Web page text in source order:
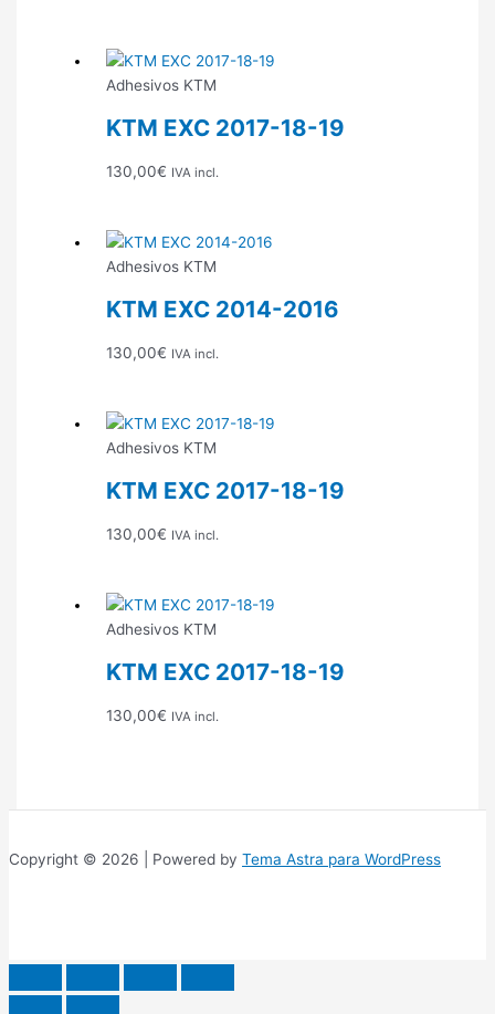
Adhesivos KTM
KTM EXC 2017-18-19
130,00€ IVA incl.
Adhesivos KTM
KTM EXC 2014-2016
130,00€ IVA incl.
Adhesivos KTM
KTM EXC 2017-18-19
130,00€ IVA incl.
Adhesivos KTM
KTM EXC 2017-18-19
130,00€ IVA incl.
Copyright © 2026 | Powered by Tema Astra para WordPress